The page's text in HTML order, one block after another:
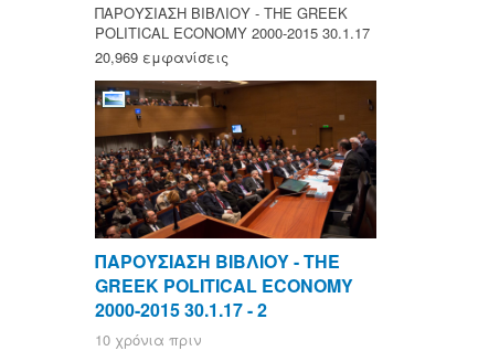
ΠΑΡΟΥΣΙΑΣΗ ΒΙΒΛΙΟΥ - ΤΗΕ GREEK
POLITICAL ECONOMY 2000-2015 30.1.17
20,969 εμφανίσεις
ΠΑΡΟΥΣΙΑΣΗ ΒΙΒΛΙΟΥ - ΤΗΕ
GREEK POLITICAL ECONOMY
2000-2015 30.1.17 - 2
10 χρόνια πριν